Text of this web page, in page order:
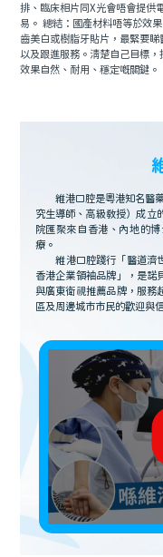
排、臨床相片同X光會唔會提供
易。 總結：國產材料唔等於效
齒美白或樹脂牙貼片，最緊要
以及跟進服務。清楚自己目標
效果自然、耐用、穩定嘅關鍵。
維港口腔是粵港知名醫
究生導師、高級教授）成立
院匯聚來自香港、內地的
療。
維港口腔踐行「醫道濟
香港企業領袖品牌」，是諾
與廣東衛視推薦品牌，服務
區及周邊城市市民的歡迎與